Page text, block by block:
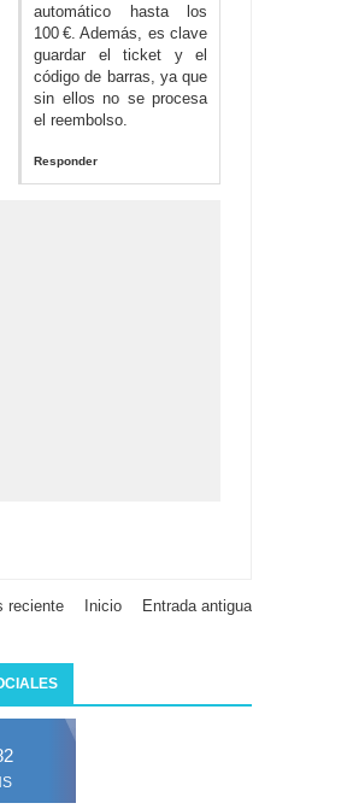
automático hasta los
100 €. Además, es clave
guardar el ticket y el
código de barras, ya que
sin ellos no se procesa
el reembolso.
Responder
reciente Entrada antigua
Inicio